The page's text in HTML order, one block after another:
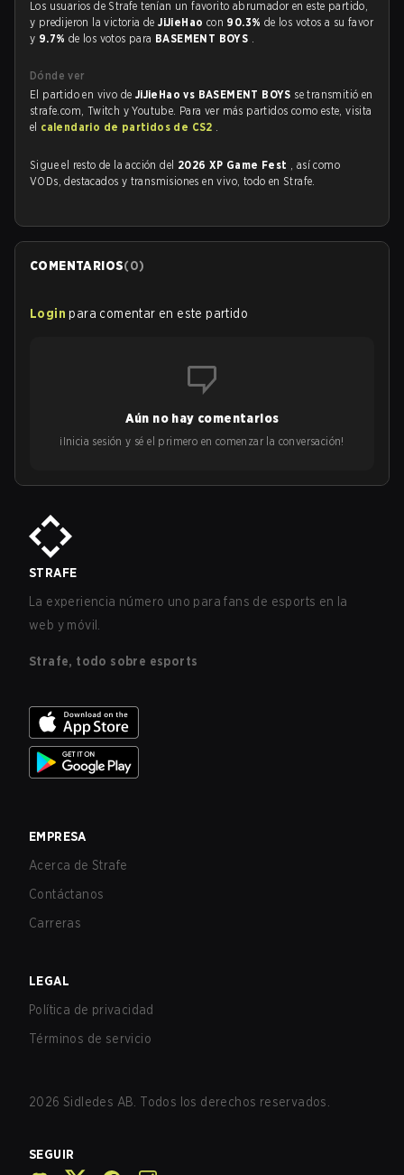
Los usuarios de Strafe tenían un favorito abrumador en este partido,
y predijeron la victoria deJiJieHao con 90.3% de los votos a su favor
y 9.7% de los votos para BASEMENT BOYS .
Dónde ver
El partido en vivo de JiJieHao vs BASEMENT BOYS se transmitió en
strafe.com, Twitch y Youtube. Para ver más partidos como este, visita
el calendario de partidos de CS2 .
Sigue el resto de la acción del 2026 XP Game Fest , así como
VODs, destacados y transmisiones en vivo, todo en Strafe.
COMENTARIOS(0)
Login para comentar en este partido
Aún no hay comentarios
¡Inicia sesión y sé el primero en comenzar la conversación!
STRAFE
La experiencia número uno para fans de esports en la
web y móvil.
Strafe, todo sobre esports
EMPRESA
Acerca de Strafe
Contáctanos
Carreras
LEGAL
Política de privacidad
Términos de servicio
2026 Sidledes AB. Todos los derechos reservados.
SEGUIR